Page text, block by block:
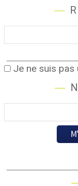
Je ne suis pas